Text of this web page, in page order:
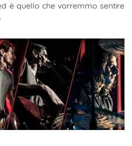
è quello che vorremmo sentire